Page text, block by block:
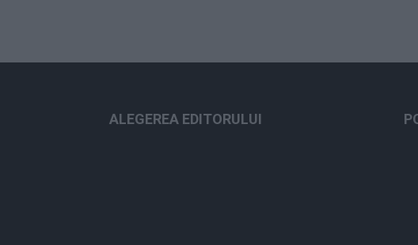
ALEGEREA EDITORULUI